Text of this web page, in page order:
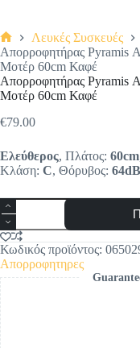
Αρχική
σελίδα
Λευκές Συσκευές
Απορροφητήρας Pyramis
Μοτέρ 60cm Καφέ
Απορροφητήρας Pyramis
Μοτέρ 60cm Καφέ
€79.00
Ελεύθερος, Πλάτος: 60cm
Κλάση: C, Θόρυβος: 64dB
Απορροφητήρας
Pyramis
Απλός
με
Μεταλλικά
Φίλτρα
1
Μοτέρ
60cm
Καφέ
ποσότητα
Κωδικός προϊόντος:
Απορροφητηρες